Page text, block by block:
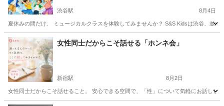
渋谷駅 8月4日
夏休みの間だけ、 ミュージカルクラスを体験してみませんか？ S&S Kidsは渋谷、並
東京 渋谷区 渋谷駅 その他 夏休み
女性同士だからこそ話せる「ホンネ会」
新宿駅 8月2日
女性同士だからこそ話せること。 安心できる空間で、「性」について気軽にお話し